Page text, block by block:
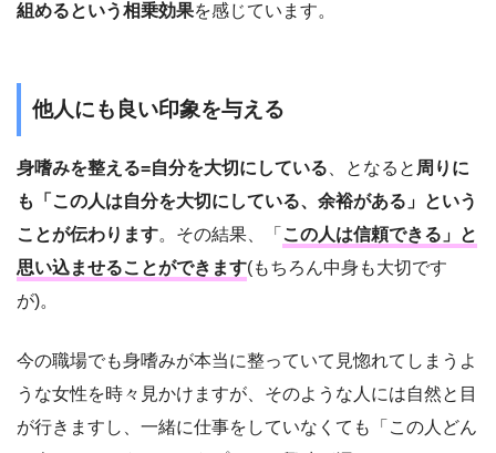
組めるという相乗効果を感じています。
他人にも良い印象を与える
身嗜みを整える=自分を大切にしている 、となると 周りに
も「この人は自分を大切にしている、余裕がある」という
ことが伝わります。その結果、「 この人は信頼できる」と
思い込ませることができます(もちろん中身も大切です
が)。
今の職場でも身嗜みが本当に整っていて見惚れてしまうよ
うな女性を時々見かけますが、そのような人には自然と目
が行きますし、一緒に仕事をしていなくても「この人どん